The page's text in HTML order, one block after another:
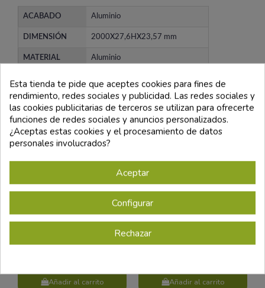
ACABADO Aluminio
DIMENSIÓN 2000X27,6HX23,57 mm
MATERIAL Aluminio
INCLUYE
GARANTÍA 3
Los clientes que adquirieron este
producto también compraron:
Lacado Negro - 2 Metros
Añadir al carrito
Lacado Negro - 2 Metros
Añadir al carrito
Sign in ×
You need to be logged in to save products in your wish
list.
Esta tienda te pide que aceptes cookies para fines de
rendimiento, redes sociales y publicidad. Las redes sociales y
las cookies publicitarias de terceros se utilizan para ofrecerte
funciones de redes sociales y anuncios personalizados.
¿Aceptas estas cookies y el procesamiento de datos
personales involucrados?
Aceptar
Configurar
Rechazar